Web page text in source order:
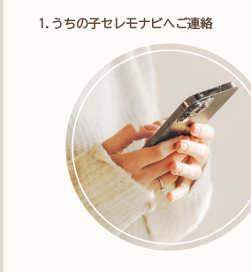
1.うちの子セレモナビへご連絡